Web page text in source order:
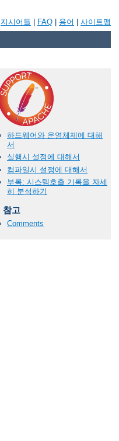
지시어들 FAQ 용어 사이트맵
하드웨어와 운영체제에 대해
서
실행시 설정에 대해서
컴파일시 설정에 대해서
부록: 시스템호출 기록을 자세
히 분석하기
참고
Comments